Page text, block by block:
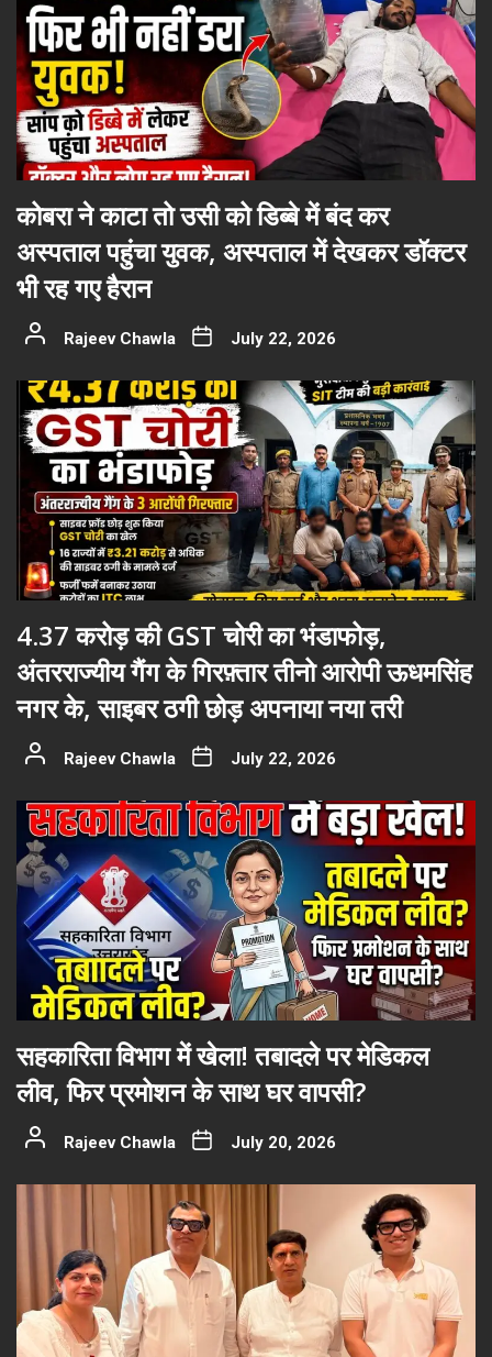
कोबरा ने काटा तो उसी को डिब्बे में बंद कर
अस्पताल पहुंचा युवक, अस्पताल में देखकर डॉक्टर
भी रह गए हैरान
Rajeev Chawla July 22, 2026
4.37 करोड़ की GST चोरी का भंडाफोड़,
अंतरराज्यीय गैंग के गिरफ़्तार तीनो आरोपी ऊधमसिंह
नगर के, साइबर ठगी छोड़ अपनाया नया तरी
Rajeev Chawla July 22, 2026
सहकारिता विभाग में खेला! तबादले पर मेडिकल
लीव, फिर प्रमोशन के साथ घर वापसी?
Rajeev Chawla July 20, 2026